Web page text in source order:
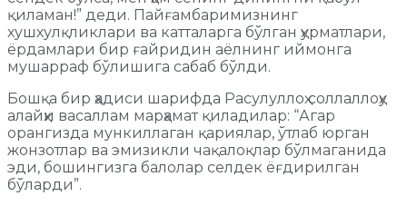
қиламан!” деди. Пайғамбаримизнинг
хушхулқликлари ва катталарга бўлган ҳурматлари,
ёрдамлари бир ғайридин аёлнинг иймонга
мушарраф бўлишига сабаб бўлди.
Бошқа бир ҳадиси шарифда Расулуллоҳ соллаллоҳу
алайҳи васаллам марҳамат қиладилар: “Агар
орангизда мункиллаган қариялар, ўтлаб юрган
жонзотлар ва эмизикли чақалоқлар бўлмаганида
эди, бошингизга балолар селдек ёғдирилган
бўларди”.